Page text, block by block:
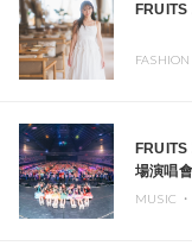
FASHION
場演唱
MUSIC ・